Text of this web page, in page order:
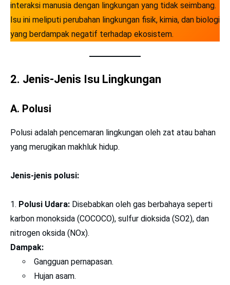
interaksi manusia dengan lingkungan yang tidak seimbang.
Isu ini meliputi perubahan lingkungan fisik, kimia, dan biologi
yang berdampak negatif terhadap ekosistem.
2. Jenis-Jenis Isu Lingkungan
A. Polusi
Polusi adalah pencemaran lingkungan oleh zat atau bahan
yang merugikan makhluk hidup.
Jenis-jenis polusi:
Polusi Udara: Disebabkan oleh gas berbahaya seperti
karbon monoksida (COCOCO), sulfur dioksida (SO2​), dan
nitrogen oksida (NOx).
Dampak:
Gangguan pernapasan.
Hujan asam.